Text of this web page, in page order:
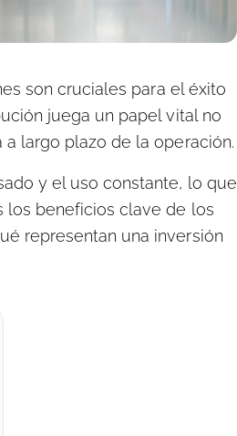
son cruciales para el éxito
juega un papel vital no
largo plazo de la operación.
y el uso constante, lo que
los beneficios clave de los
representan una inversión